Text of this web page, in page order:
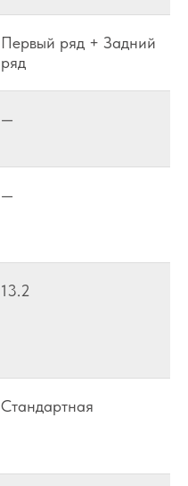
Первый ряд + Задний
ряд
—
—
13.2
Стандартная